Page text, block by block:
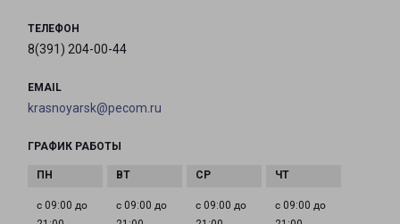
ТЕЛЕФОН
8(391) 204-00-44
EMAIL
krasnoyarsk@pecom.ru
ГРАФИК РАБОТЫ
с 09:00 до
с 09:00 до
с 09:00 до
с 09:00 до